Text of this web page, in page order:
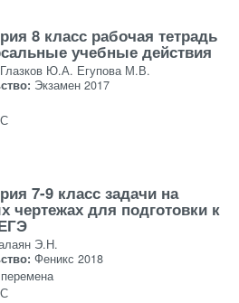
8 класс рабочая тетрадь
учебные действия
Глазков Ю.А. Егупова М.В.
Экзамен 2017
7-9 класс задачи на
чертежах для подготовки к
Э.Н.
Феникс 2018